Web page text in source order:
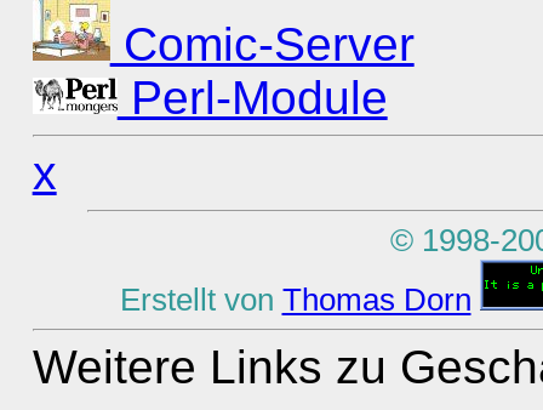
Comic-Server
Perl-Module
x
© 1998-
Erstellt von Thomas Dorn
Weitere Links zu